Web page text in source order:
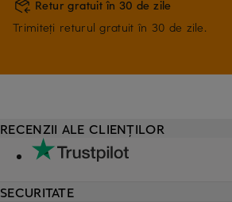
Retur gratuit în 30 de zile
Trimiteți returul gratuit în 30 de zile.
RECENZII ALE CLIENȚILOR
SECURITATE